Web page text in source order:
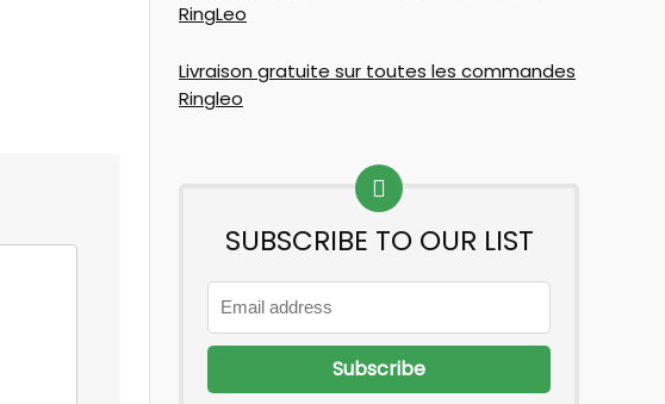
RingLeo
Livraison gratuite sur toutes les commandes
Ringleo
SUBSCRIBE TO OUR LIST